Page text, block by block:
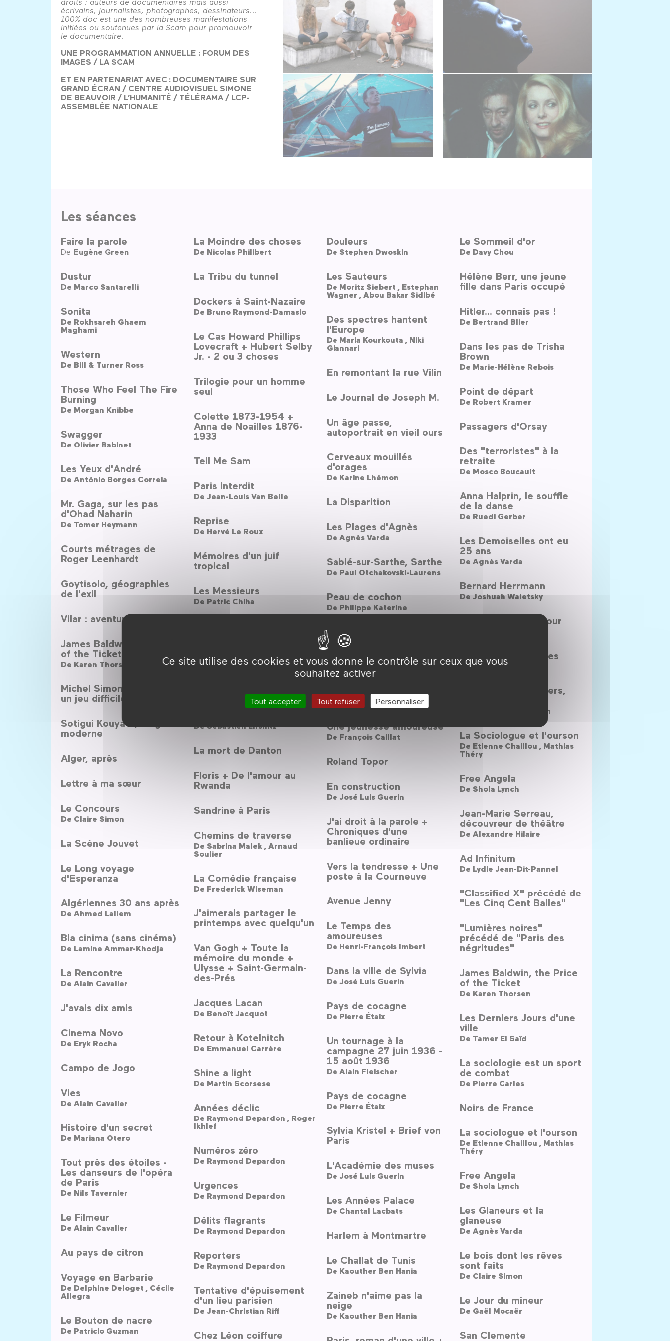
Ce site utilise des cookies et vous donne le contrôle sur ceux que vous
souhaitez activer
Tout accepter Tout refuser Personnaliser
écrivains, journalistes, photographes, dessinateurs...
100% doc est une des nombreuses manifestations
initiées ou soutenues par la Scam pour promouvoir
le documentaire.
UNE PROGRAMMATION ANNUELLE : FORUM DES
IMAGES / LA SCAM
ET EN PARTENARIAT AVEC : DOCUMENTAIRE SUR
GRAND ÉCRAN / CENTRE AUDIOVISUEL SIMONE
DE BEAUVOIR / L’HUMANITÉ / TÉLÉRAMA / LCP-
ASSEMBLÉE NATIONALE
Les séances
Faire la parole
De Eugène Green
Dustur
De Marco Santarelli
Sonita
De Rokhsareh Ghaem
Maghami
Western
De Bill & Turner Ross
Those Who Feel The Fire
Burning
De Morgan Knibbe
Swagger
De Olivier Babinet
Les Yeux d'André
De António Borges Correia
Mr. Gaga, sur les pas
d'Ohad Naharin
De Tomer Heymann
Courts métrages de
Roger Leenhardt
Goytisolo, géographies
de l'exil
Vilar : aventure et passion
James Baldwin, the Price
of the Ticket
De Karen Thorsen
Michel Simon... La vie est
un jeu difficile
Sotigui Kouyaté, un griot
moderne
Alger, après
Lettre à ma sœur
Le Concours
De Claire Simon
La Scène Jouvet
Le Long voyage
d'Esperanza
Algériennes 30 ans après
De Ahmed Lallem
Bla cinima (sans cinéma)
De Lamine Ammar-Khodja
La Rencontre
De Alain Cavalier
J'avais dix amis
Cinema Novo
De Eryk Rocha
Campo de Jogo
Vies
De Alain Cavalier
Histoire d'un secret
De Mariana Otero
Tout près des étoiles -
Les danseurs de l'opéra
de Paris
De Nils Tavernier
Le Filmeur
De Alain Cavalier
Au pays de citron
Voyage en Barbarie
De Delphine Deloget , Cécile
Allegra
Le Bouton de nacre
De Patricio Guzman
La Moindre des choses
De Nicolas Philibert
La Tribu du tunnel
Dockers à Saint-Nazaire
De Bruno Raymond-Damasio
Le Cas Howard Phillips
Lovecraft + Hubert Selby
Jr. - 2 ou 3 choses
Trilogie pour un homme
seul
Colette 1873-1954 +
Anna de Noailles 1876-
1933
Tell Me Sam
Paris interdit
De Jean-Louis Van Belle
Reprise
De Hervé Le Roux
Mémoires d'un juif
tropical
Les Messieurs
De Patric Chiha
Le sang des bêtes +
Hôtel des Invalides + La
DeSébastien Lifshitz
La mort de Danton
Floris + De l'amour au
Rwanda
Sandrine à Paris
Chemins de traverse
De Sabrina Malek , Arnaud
Soulier
La Comédie française
De Frederick Wiseman
J'aimerais partager le
printemps avec quelqu'un
Van Gogh + Toute la
mémoire du monde +
Ulysse + Saint-Germain-
des-Prés
Jacques Lacan
De Benoît Jacquot
Retour à Kotelnitch
De Emmanuel Carrère
Shine a light
De Martin Scorsese
Années déclic
De Raymond Depardon , Roger
Ikhlef
Numéros zéro
De Raymond Depardon
Urgences
De Raymond Depardon
Délits flagrants
De Raymond Depardon
Reporters
De Raymond Depardon
Tentative d'épuisement
d'un lieu parisien
De Jean-Christian Riff
Chez Léon coiffure
Douleurs
De Stephen Dwoskin
Les Sauteurs
De Moritz Siebert , Estephan
Wagner , Abou Bakar Sidibé
Des spectres hantent
l'Europe
De Maria Kourkouta , Niki
Giannari
En remontant la rue Vilin
Le Journal de Joseph M.
Un âge passe,
autoportrait en vieil ours
Cerveaux mouillés
d'orages
De Karine Lhémon
La Disparition
Les Plages d'Agnès
De Agnès Varda
Sablé-sur-Sarthe, Sarthe
De Paul Otchakovski-Laurens
Peau de cochon
De Philippe Katerine
Peau de cochon
DePhilippe Katerine
Demain et encore demain
De Dominique Cabrera
Fantômes du cinéma #3
Une jeunesse amoureuse
De François Caillat
Roland Topor
En construction
De José Luis Guerin
J'ai droit à la parole +
Chroniques d'une
banlieue ordinaire
Vers la tendresse + Une
poste à la Courneuve
Avenue Jenny
Le Temps des
amoureuses
De Henri-François Imbert
Dans la ville de Sylvia
De José Luis Guerin
Pays de cocagne
De Pierre Étaix
Un tournage à la
campagne 27 juin 1936 -
15 août 1936
De Alain Fleischer
Pays de cocagne
De Pierre Étaix
Sylvia Kristel + Brief von
Paris
L'Académie des muses
De José Luis Guerin
Les Années Palace
De Chantal Lacbats
Harlem à Montmartre
Le Challat de Tunis
De Kaouther Ben Hania
Zaineb n'aime pas la
neige
De Kaouther Ben Hania
Le Sommeil d'or
De Davy Chou
Hélène Berr, une jeune
fille dans Paris occupé
Hitler... connais pas !
De Bertrand Blier
Dans les pas de Trisha
Brown
De Marie-Hélène Rebois
Point de départ
De Robert Kramer
Passagers d'Orsay
Des "terroristes" à la
retraite
De Mosco Boucault
Anna Halprin, le souffle
de la danse
De Ruedi Gerber
Les Demoiselles ont eu
25 ans
De Agnès Varda
Bernard Herrmann
De Joshuah Waletsky
Gabin gueule d'amour
Tout près des étoiles
DeNils Tavernier
Camarades gansgters,
Alexandru Solomon
La Sociologue et l'ourson
De Etienne Chaillou , Mathias
Théry
Free Angela
De Shola Lynch
Jean-Marie Serreau,
découvreur de théâtre
De Alexandre Hilaire
Ad Infinitum
De Lydie Jean-Dit-Pannel
"Classified X" précédé de
"Les Cinq Cent Balles"
"Lumières noires"
précédé de "Paris des
négritudes"
James Baldwin, the Price
of the Ticket
De Karen Thorsen
Les Derniers Jours d'une
ville
De Tamer El Saïd
La sociologie est un sport
de combat
De Pierre Carles
Noirs de France
La sociologue et l'ourson
De Etienne Chaillou , Mathias
Théry
Free Angela
De Shola Lynch
Les Glaneurs et la
glaneuse
De Agnès Varda
Le bois dont les rêves
sont faits
De Claire Simon
Le Jour du mineur
De Gaël Mocaër
San Clemente